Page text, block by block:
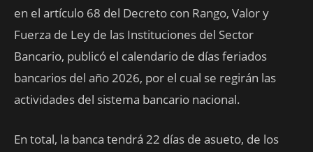
en el artículo 68 del Decreto con Rango, Valor y
Fuerza de Ley de las Instituciones del Sector
Bancario, publicó el calendario de días feriados
bancarios del año 2026, por el cual se regirán las
actividades del sistema bancario nacional.
En total, la banca tendrá 22 días de asueto, de los